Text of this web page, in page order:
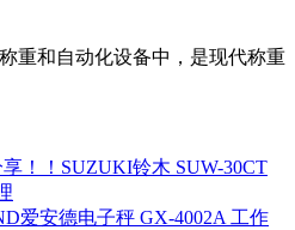
重和自动化设备中，是现代称重
！！SUZUKI铃木 SUW-30CT
爱安德电子秤 GX-4002A 工作